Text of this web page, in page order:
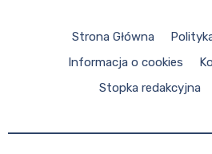
Strona Główna
Informacja o cookies
Stopka redakcyjna